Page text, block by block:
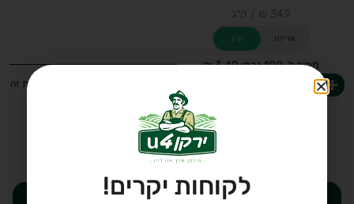
ק״ג אריזה
מחיר ל-100 גרם: 3.49 ₪
+
לקוחות יקרים!